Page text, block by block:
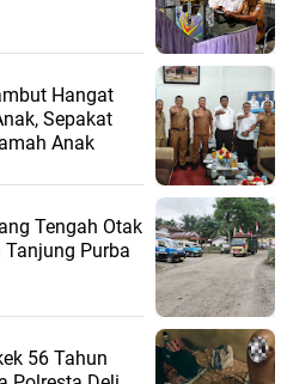
Hangat
Sepakat
Anak
Tengah Otak
Tanjung Purba
56 Tahun